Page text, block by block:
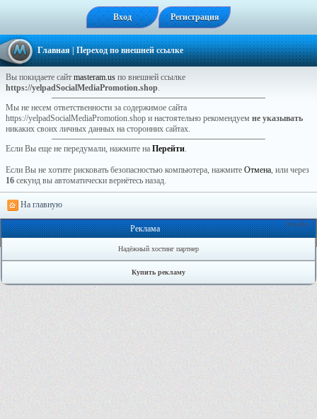
Вход Регистрация
Главная| Переход по внешней ссылке
Вы покидаете сайт masteram.us по внешней ссылке
https://yelpadSocialMediaPromotion.shop.
Мы не несем ответственности за содержимое сайта
https://yelpadSocialMediaPromotion.shop и настоятельно рекомендуем не указывать
никаких своих личных данных на сторонних сайтах.
Если Вы еще не передумали, нажмите на Перейти.
Если Вы не хотите рисковать безопасностью компьютера, нажмите Отмена, или через
16 секунд вы автоматически вернётесь назад.
На главную
Онлайн: 1
Реклама
Надёжный хостинг партнер
Купить рекламу